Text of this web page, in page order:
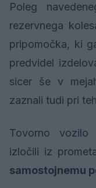
Poleg
rezervnega
pripomočka, ki
predvidel
sicer še v
zaznali tudi pri
Tovorno
izločili iz
samostojnemu